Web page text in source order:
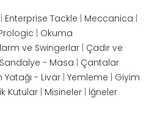
Enterprise Tackle Meccanica
Okuma
ve Swingerlar| Çadır ve
- Masa
Çantalar
Yatağı - Livar| Yemleme
Giyim
Kutular| Misineler| İğneler